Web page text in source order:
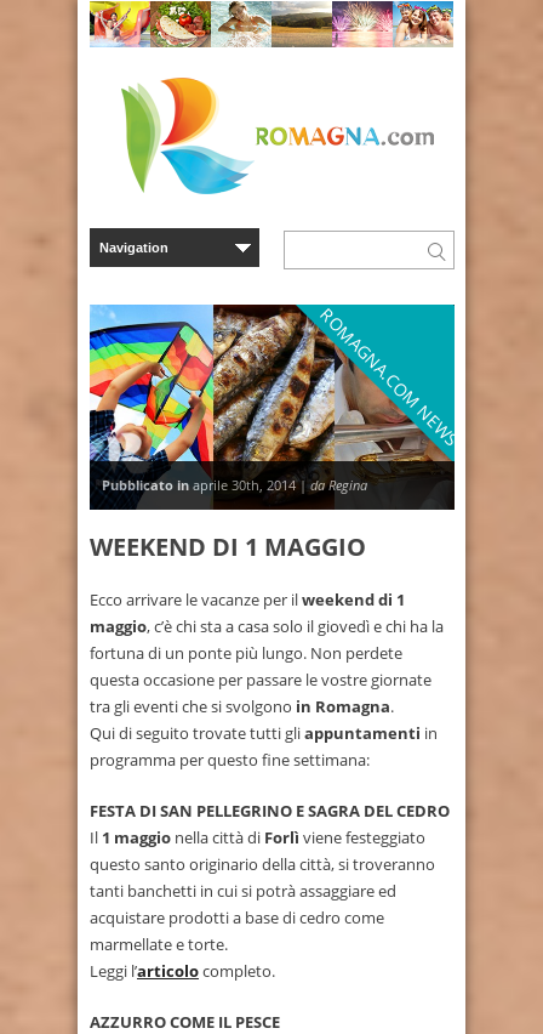
ROMAGNA.COM NEWS
Pubblicato in aprile 30th, 2014 |da Regina
WEEKEND DI 1 MAGGIO
Ecco arrivare le vacanze per ilweekend di 1
maggio, c’è chi sta a casa solo il giovedì e chi ha la
fortuna di un ponte più lungo. Non perdete
questa occasione per passare le vostre giornate
tra gli eventi che si svolgono in Romagna.
Qui di seguito trovate tutti gliappuntamenti in
programma per questo fine settimana:
FESTA DI SAN PELLEGRINO E SAGRA DEL CEDRO
Il 1 maggio nella città di Forlì viene festeggiato
questo santo originario della città, si troveranno
tanti banchetti in cui si potrà assaggiare ed
acquistare prodotti a base di cedro come
marmellate e torte.
Leggi l’articolocompleto.
AZZURRO COME IL PESCE